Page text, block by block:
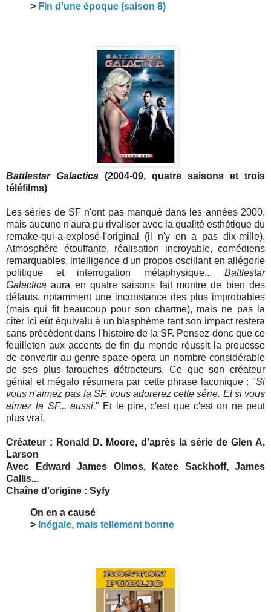
> Fin d'une époque (saison 8)
Battlestar Galactica (2004-09, quatre saisons et trois
téléfilms)
Les séries de SF n'ont pas manqué dans les années 2000,
mais aucune n'aura pu rivaliser avec la qualité esthétique du
remake-qui-a-explosé-l'original (il n'y en a pas dix-mille).
Atmosphère étouffante, réalisation incroyable, comédiens
remarquables, intelligence d'un propos oscillant en allégorie
politique et interrogation métaphysique... Battlestar
Galactica aura en quatre saisons fait montre de bien des
défauts, notamment une inconstance des plus improbables
(mais qui fit beaucoup pour son charme), mais ne pas la
citer ici eût équivalu à un blasphème tant son impact restera
sans précédent dans l'histoire de la SF. Pensez donc que ce
feuilleton aux accents de fin du monde réussit la prouesse
de convertir au genre space-opera un nombre considérable
de ses plus farouches détracteurs. Ce que son créateur
génial et mégalo résumera par cette phrase laconique : "Si
vous n'aimez pas la SF, vous adorerez cette série. Et si vous
aimez la SF... aussi." Et le pire, c'est que c'est on ne peut
plus vrai.
Créateur : Ronald D. Moore, d'après la série de Glen A.
Larson
Avec Edward James Olmos, Katee Sackhoff, James
Callis...
Chaîne d'origine : Syfy
On en a causé
> Inégale, mais tellement bonne